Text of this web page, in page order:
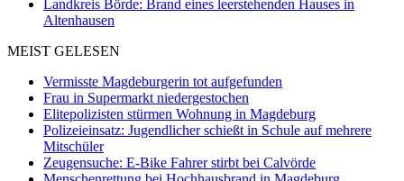
Landkreis Börde: Brand eines leerstehenden Hauses in
Altenhausen
MEIST GELESEN
Vermisste Magdeburgerin tot aufgefunden
Frau in Supermarkt niedergestochen
Elitepolizisten stürmen Wohnung in Magdeburg
Polizeieinsatz: Jugendlicher schießt in Schule auf mehrere
Mitschüler
Zeugensuche: E-Bike Fahrer stirbt bei Calvörde